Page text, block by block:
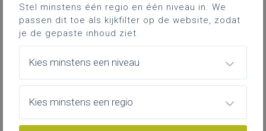
Stel minstens één regio en één niveau in. We
passen dit toe als kijkfilter op de website, zodat
je de gepaste inhoud ziet.
Kies minstens een niveau
Kies minstens een regio